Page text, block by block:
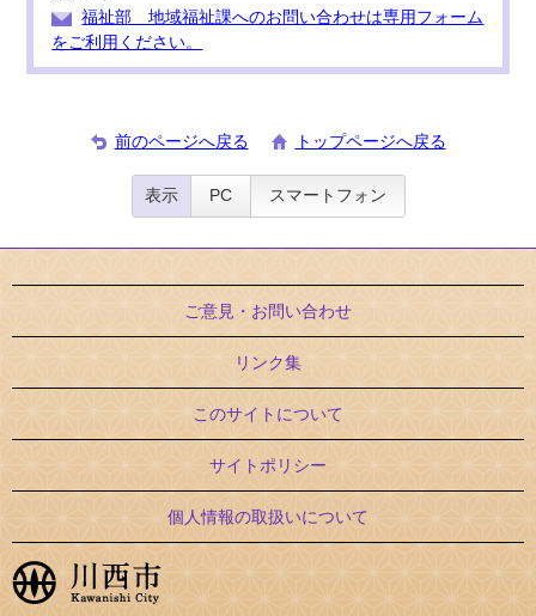
福祉部 地域福祉課へのお問い合わせは専用フォーム
をご利用ください。
前のページへ戻る トップページへ戻る
表示 PC スマートフォン
ご意見・お問い合わせ
リンク集
このサイトについて
サイトポリシー
個人情報の取扱いについて